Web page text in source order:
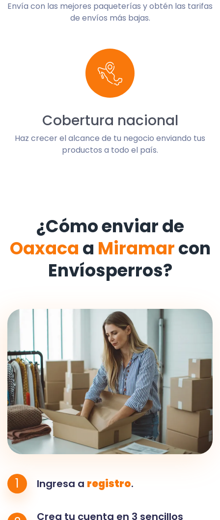
Envía con las mejores paqueterías y obtén las tarifas
de envíos más bajas.
Cobertura nacional
Haz crecer el alcance de tu negocio enviando tus
productos a todo el país.
¿Cómo enviar de
Oaxaca a Miramarcon
Envíosperros?
1 Ingresa a registro.
Crea tu cuenta en 3 sencillos